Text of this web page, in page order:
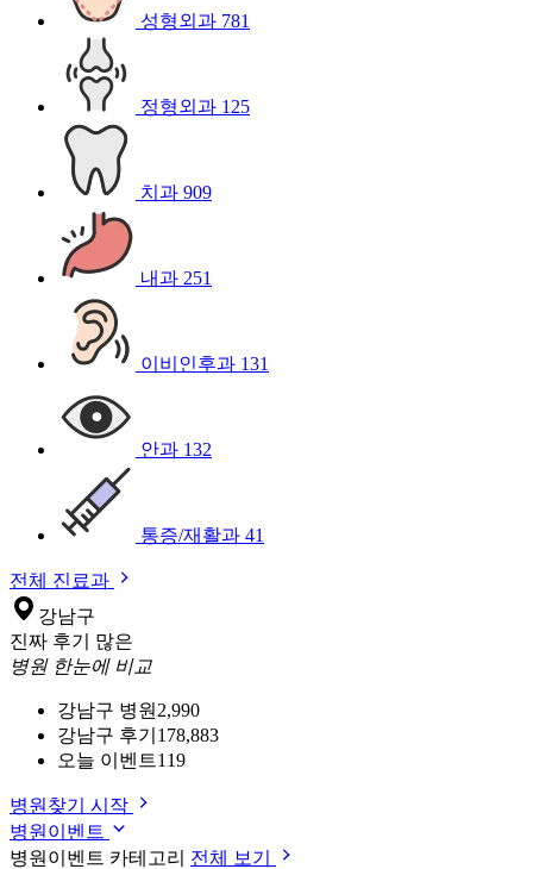
성형외과 781
정형외과 125
치과 909
내과 251
이비인후과 131
안과 132
통증/재활과 41
전체 진료과
강남구
진짜 후기 많은
병원 한눈에 비교
강남구 병원 2,990
강남구 후기 178,883
오늘 이벤트119
병원찾기 시작
병원이벤트
병원이벤트 카테고리 전체 보기